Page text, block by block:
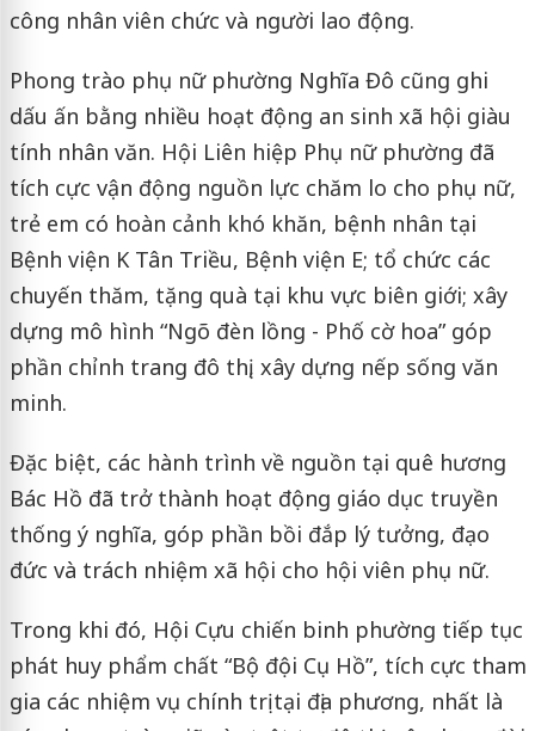
công nhân viên chức và người lao động.
Phong trào phụ nữ phường Nghĩa Đô cũng ghi
dấu ấn bằng nhiều hoạt động an sinh xã hội giàu
tính nhân văn. Hội Liên hiệp Phụ nữ phường đã
tích cực vận động nguồn lực chăm lo cho phụ nữ,
trẻ em có hoàn cảnh khó khăn, bệnh nhân tại
Bệnh viện K Tân Triều, Bệnh viện E; tổ chức các
chuyến thăm, tặng quà tại khu vực biên giới; xây
dựng mô hình “Ngõ đèn lồng - Phố cờ hoa” góp
phần chỉnh trang đô thị, xây dựng nếp sống văn
minh.
Đặc biệt, các hành trình về nguồn tại quê hương
Bác Hồ đã trở thành hoạt động giáo dục truyền
thống ý nghĩa, góp phần bồi đắp lý tưởng, đạo
đức và trách nhiệm xã hội cho hội viên phụ nữ.
Trong khi đó, Hội Cựu chiến binh phường tiếp tục
phát huy phẩm chất “Bộ đội Cụ Hồ”, tích cực tham
gia các nhiệm vụ chính trị tại địa phương, nhất là